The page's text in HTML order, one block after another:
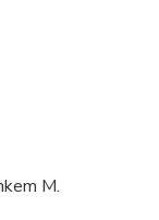
M.